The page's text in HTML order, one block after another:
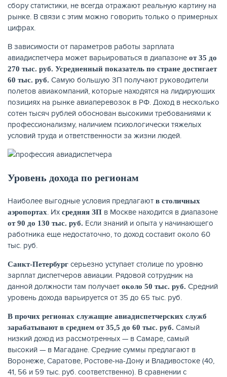
ЗАЙМЫ
РЕЙТИНГ БАНКОВ
сбору статистики, не всегда отражают реальную картину на
рынке. В связи с этим можно говорить только о примерных
цифрах.
В зависимости от параметров работы зарплата
авиадиспетчера может варьироваться в диапазоне от 35 до
270 тыс. руб. Усредненный показатель по стране достигает
60 тыс. руб. Самую большую ЗП получают руководители
полетов авиакомпаний, которые находятся на лидирующих
позициях на рынке авиаперевозок в РФ. Доход в несколько
сотен тысяч рублей обоснован высокими требованиями к
профессионализму, наличием психологически тяжелых
условий труда и ответственности за жизни людей.
Уровень дохода по регионам
Наиболее выгодные условия предлагают в столичных
аэропортах. Их средняя ЗП в Москве находится в диапазоне
от 90 до 130 тыс. руб. Если знаний и опыта у начинающего
работника еще недостаточно, то доход составит около 60
тыс. руб.
Санкт-Петербург серьезно уступает столице по уровню
зарплат диспетчеров авиации. Рядовой сотрудник на
данной должности там получает около 50 тыс. руб. Средний
уровень дохода варьируется от 35 до 65 тыс. руб.
В прочих регионах служащие авиадиспетчерских служб
зарабатывают в среднем от 35,5 до 60 тыс. руб. Самый
низкий доход из рассмотренных — в Самаре, самый
высокий — в Магадане. Средние суммы предлагают в
Воронеже, Саратове, Ростове-на-Дону и Владивостоке (40,
41, 56 и 59 тыс. руб. соответственно). В сравнении с